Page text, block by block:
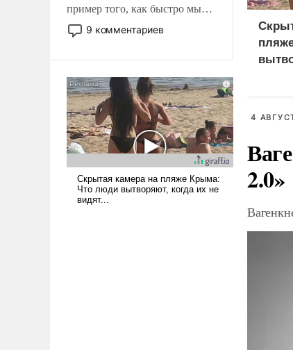
пример того, как быстро мы
двигаемся по пути
революционных изменений.
псевдонаучной фантастики,
стало всерьез обсуждаемой
идеей.
9 комментариев
4
2.0»